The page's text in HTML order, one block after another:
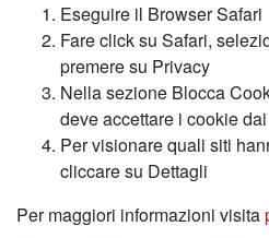
Eseguire il Browser Safari
Fare click su Safari,
premere su Privacy
Nella sezione Blocca
deve accettare i cookie
Per visionare quali siti
cliccare su Dettagli
Per maggiori informazioni visita